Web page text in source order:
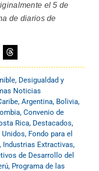
el 5 de
de diarios de
, Desigualdad y
Noticias
, Argentina, Bolivia,
, Convenio de
Rica, Destacados,
Unidos, Fondo para el
, Industrias Extractivas,
de Desarrollo del
, Programa de las